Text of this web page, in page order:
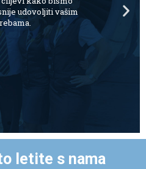
letite s nama